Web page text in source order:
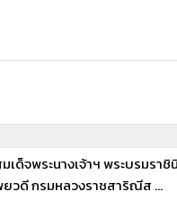
ด็จพระนางเจ้าฯ พระบรมรา
ยวดี กรมหลวงราชสาริณีส ...